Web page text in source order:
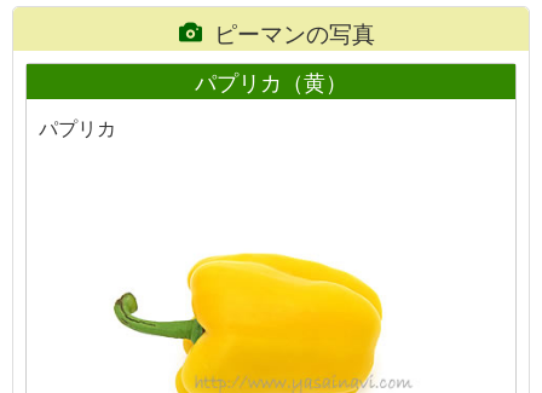
ピーマンの写真
パプリカ（黄）
パプリカ